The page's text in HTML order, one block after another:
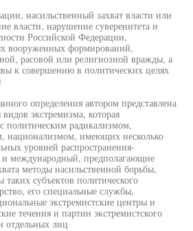
насильственный захват власти или
власти, нарушение суверенитета и
Российской Федерации,
вооруженных формирований,
расовой или религиозной вражды, а
к совершению в политических целях
определения автором представлена
экстремизма, которая
политическим радикализмом,
национализмом, имеющих несколько
уровней распространения-
и международный, предполагающие
методы насильственной борьбы,
субъектов политического
его специальные службы,
экстремистские центры и
течения и партии экстремистского
отдельных лиц